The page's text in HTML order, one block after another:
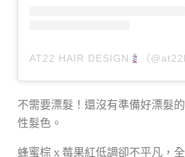
AT22 HAIR DESIGN （
不需要漂髮！還沒有準備好漂髮
性髮色。
蜂蜜棕 x 莓果紅低調卻不平凡，